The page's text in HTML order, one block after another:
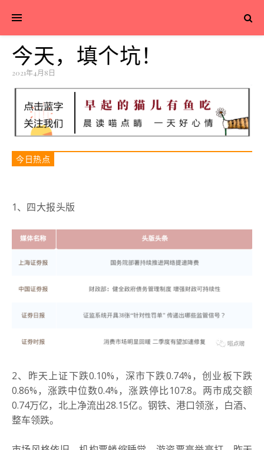
今天，填个坑！
2021年4月8日
今日热点
1、 四大报头版
2、 昨天上证下跌0.10%，深市下跌0.74%，创业板下跌
0.86%，涨跌中位数0.4% ，涨跌停比107:8。 两市成交额
0.74万亿，北上净流出28.15亿。 钢铁、港口领涨，白酒、
整车领跌。